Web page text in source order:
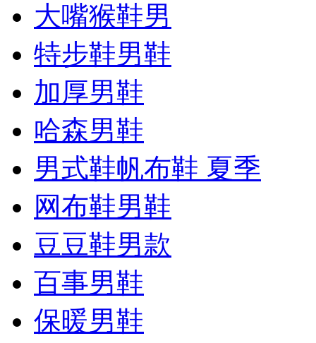
大嘴猴鞋男
特步鞋男鞋
加厚男鞋
哈森男鞋
男式鞋帆布鞋 夏季
网布鞋男鞋
豆豆鞋男款
百事男鞋
保暖男鞋